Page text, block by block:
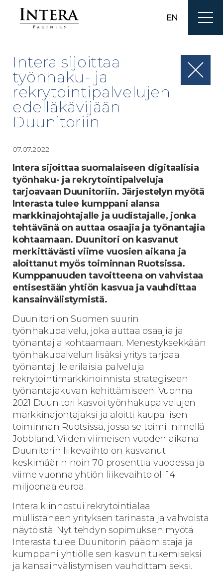
EN
Intera sijoittaa
työnhaku- ja
rekrytointipalvelujen
edelläkävijään
Duunitoriin
07.07.2022
Intera sijoittaa suomalaiseen digitaalisia
työnhaku- ja rekrytointipalveluja
tarjoavaan Duunitoriin. Järjestelyn myötä
Interasta tulee kumppani alansa
markkinajohtajalle ja uudistajalle, jonka
tehtävänä on auttaa osaajia ja työnantajia
kohtaamaan. Duunitori on kasvanut
merkittävästi viime vuosien aikana ja
aloittanut myös toiminnan Ruotsissa.
Kumppanuuden tavoitteena on vahvistaa
entisestään yhtiön kasvua ja vauhdittaa
kansainvälistymistä.
Duunitori on Suomen suurin
työnhakupalvelu, joka auttaa osaajia ja
työnantajia kohtaamaan. Menestyksekkään
työnhakupalvelun lisäksi yritys tarjoaa
työnantajille erilaisia palveluja
rekrytointimarkkinoinnista strategiseen
työnantajakuvan kehittämiseen. Vuonna
2021 Duunitori kasvoi työnhakupalvelujen
markkinajohtajaksi ja aloitti kaupallisen
toiminnan Ruotsissa, jossa se toimii nimellä
Jobbland. Viiden viimeisen vuoden aikana
Duunitorin liikevaihto on kasvanut
keskimäärin noin 70 prosenttia vuodessa ja
viime vuonna yhtiön liikevaihto oli 14
miljoonaa euroa.
Intera kiinnostui rekrytointialaa
mullistaneen yrityksen tarinasta ja vahvoista
näytöistä. Nyt tehdyn sopimuksen myötä
Interasta tulee Duunitorin pääomistaja ja
kumppani yhtiölle sen kasvun tukemiseksi
ja kansainvälistymisen vauhdittamiseksi.